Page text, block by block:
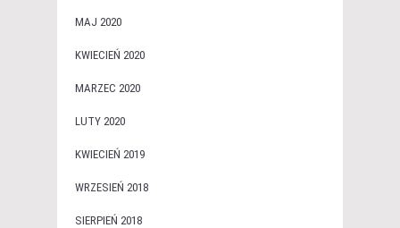
MAJ 2020
KWIECIEŃ 2020
MARZEC 2020
LUTY 2020
KWIECIEŃ 2019
WRZESIEŃ 2018
SIERPIEŃ 2018